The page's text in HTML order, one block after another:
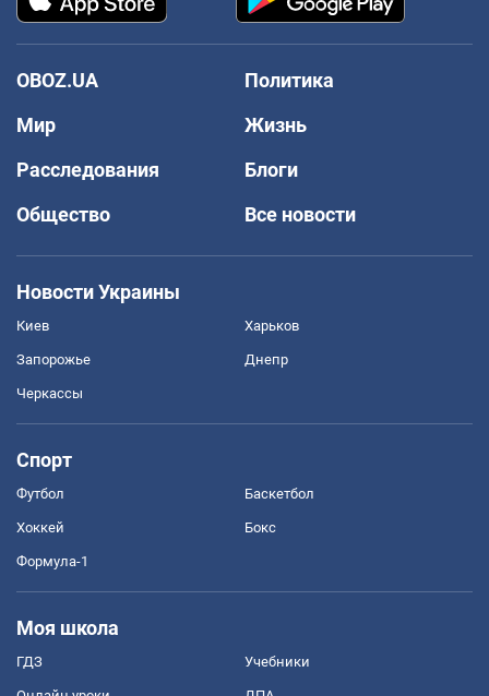
OBOZ.UA
Политика
Мир
Жизнь
Расследования
Блоги
Общество
Все новости
Новости Украины
Киев Харьков
Запорожье Днепр
Черкассы
Спорт
Футбол Баскетбол
Хоккей Бокс
Формула-1
Моя школа
ГДЗ Учебники